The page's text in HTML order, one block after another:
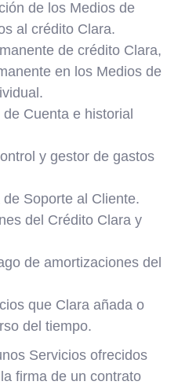
de los Medios de
al crédito Clara.
de crédito Clara,
en los Medios de
Cuenta e historial
y gestor de gastos
Soporte al Cliente.
del Crédito Clara y
de amortizaciones del
que Clara añada o
del tiempo.
Servicios ofrecidos
firma de un contrato